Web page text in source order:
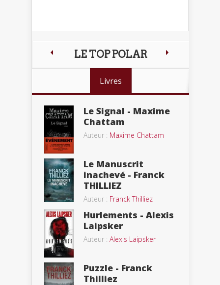
LE TOP POLAR
Livres
Le Signal - Maxime
Chattam
Auteur : Maxime Chattam
Le Manuscrit
inachevé - Franck
THILLIEZ
Auteur : Franck Thilliez
Hurlements - Alexis
Laipsker
Auteur : Alexis Laipsker
Puzzle - Franck
Thilliez